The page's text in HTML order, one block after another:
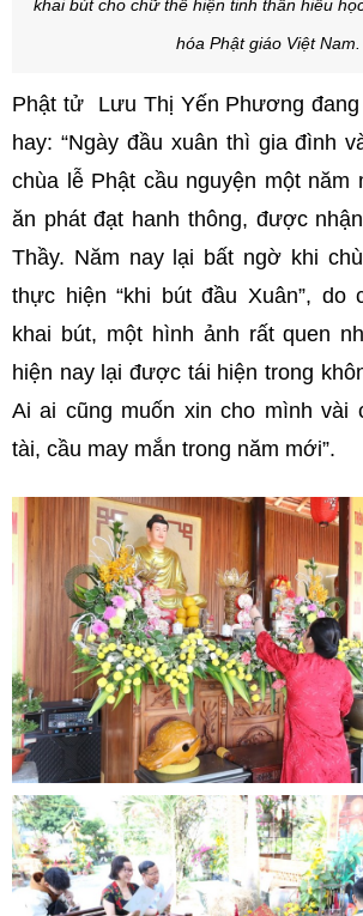
khai bút cho chữ thể hiện tinh thần hiếu
hóa Phật giáo Việt Nam.
Phật tử Lưu Thị Yến Phương
hay: “Ngày đầu xuân thì gia đình
chùa lễ Phật cầu nguyện một năm
ăn phát đạt hanh thông, được
Thầy. Năm nay lại bất ngờ khi
thực hiện “khi bút đầu Xuân”, do
khai bút, một hình ảnh rất quen
hiện nay lại được tái hiện trong
Ai ai cũng muốn xin cho mình vài
tài, cầu may mắn trong năm mới”.